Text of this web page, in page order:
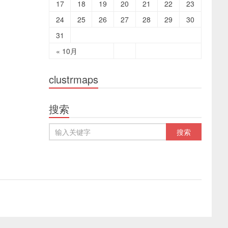
« 10月
17 18 19 20 21 22
23
24
25 26 27 28 29
30
31
clustrmaps
搜索